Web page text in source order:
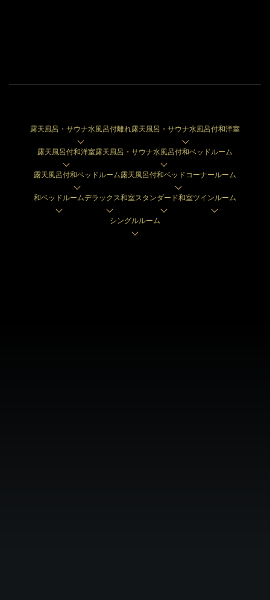
露天風呂・サウナ水風呂付離れ露天風呂・サウナ水風呂付和洋室
露天風呂付和洋室露天風呂・サウナ水風呂付和ベッドルーム
露天風呂付和ベッドルーム露天風呂付和ベッドコーナールーム
和ベッドルームデラックス和室スタンダード和室ツインルーム
シングルルーム